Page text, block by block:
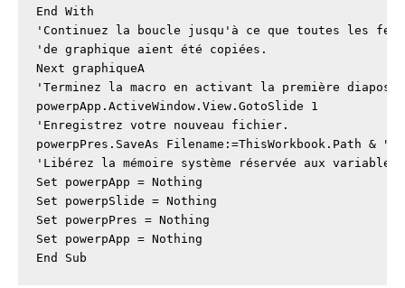
End With
'Continuez la boucle jusqu'à ce que toutes les
'de graphique aient été copiées.
Next graphiqueA
'Terminez la macro en activant la première
powerpApp.ActiveWindow.View.GotoSlide 1
'Enregistrez votre nouveau fichier.
powerpPres.SaveAs Filename:=ThisWorkbook.Path &
'Libérez la mémoire système réservée aux variables
Set powerpApp = Nothing
Set powerpSlide = Nothing
Set powerpPres = Nothing
Set powerpApp = Nothing
End Sub